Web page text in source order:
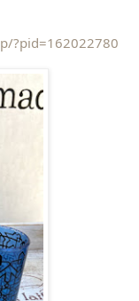
?pid=162022780